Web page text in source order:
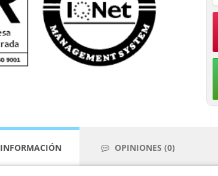
INFORMACIÓN OPINIONES (0)